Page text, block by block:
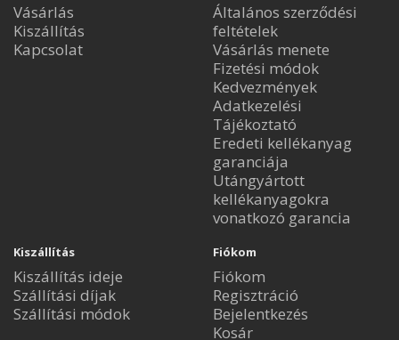
Vásárlás
Kiszállítás
Kapcsolat
Általános szerződési
feltételek
Vásárlás menete
Fizetési módok
Kedvezmények
Adatkezelési
Tájékoztató
Eredeti kellékanyag
garanciája
Utángyártott
kellékanyagokra
vonatkozó garancia
Kiszállítás
Kiszállítás ideje
Szállítási díjak
Szállítási módok
Fiókom
Fiókom
Regisztráció
Bejelentkezés
Kosár